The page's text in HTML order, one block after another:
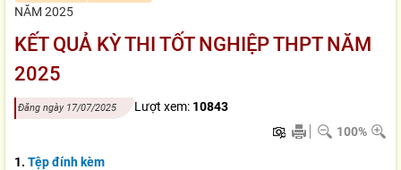
NĂM 2025
KẾT QUẢ KỲ THI TỐT NGHIỆP THPT NĂM
2025
Đăng ngày 17/07/2025 Lượt xem: 10843
100%
1. Tệp đính kèm